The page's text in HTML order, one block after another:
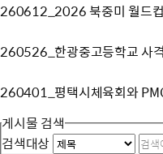
260612_2026 북중미 월드
260526_한광중고등학교 사
260401_평택시체육회와
게시물 검색
검색대상